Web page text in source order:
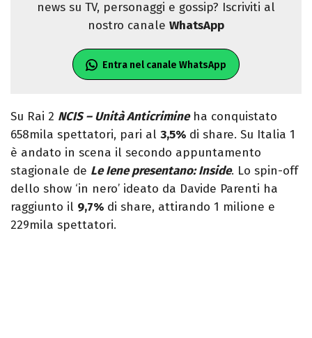
news su TV, personaggi e gossip? Iscriviti al
nostro canale WhatsApp
Entra nel canale WhatsApp
Su Rai 2 NCIS – Unità Anticrimineha conquistato
658mila spettatori, pari al 3,5% di share. Su Italia 1
è andato in scena il secondo appuntamento
stagionale de Le Iene presentano: Inside. Lo spin-off
dello show ‘in nero’ ideato da Davide Parenti ha
raggiunto il 9,7% di share, attirando 1 milione e
229mila spettatori.